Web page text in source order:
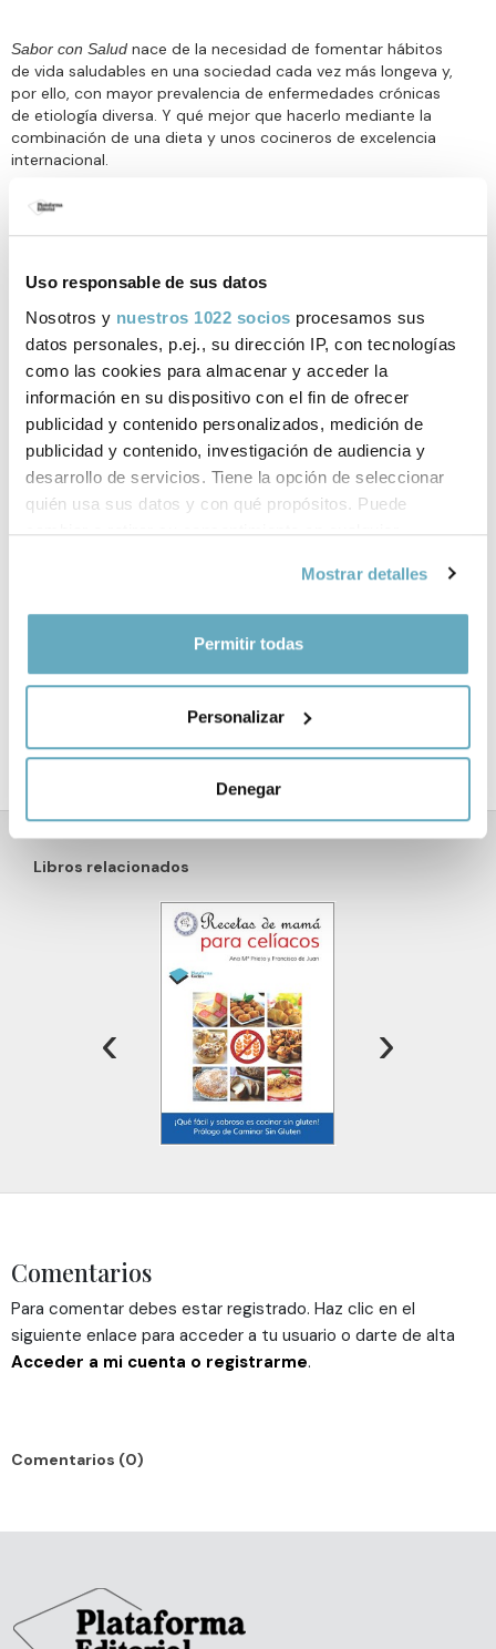
Uso responsable de sus datos
Nosotros y nuestros 1022 socios procesamos sus
datos personales, p.ej., su dirección IP, con tecnologías
como las cookies para almacenar y acceder la
información en su dispositivo con el fin de ofrecer
publicidad y contenido personalizados, medición de
publicidad y contenido, investigación de audiencia y
desarrollo de servicios. Tiene la opción de seleccionar
quién usa sus datos y con qué propósitos. Puede
cambiar o retirar su consentimiento en cualquier
Si lo permite, también quisiéramos:
geográfica que puede tener una precisión de varios
Identificar su dispositivo analizándolo activamente
datos personales y establezca sus preferencias en la
consentimiento en cualquier momento en la Declaración
Las cookies de este sitio web se usan para personalizar
el contenido y los anuncios, ofrecer funciones de redes
sociales y analizar el tráfico. Además, compartimos
información sobre el uso que haga del sitio web con
nuestros partners de redes sociales, publicidad y análisis
web, quienes pueden combinarla con otra información
que les haya proporcionado o que hayan recopilado a
Mostrar detalles
Permitir todas
Personalizar
Denegar
Sabor con Salud nace de la necesidad de fomentar hábitos
de vida saludables en una sociedad cada vez más longeva y,
por ello, con mayor prevalencia de enfermedades crónicas
de etiología diversa. Y qué mejor que hacerlo mediante la
combinación de una dieta y unos cocineros de excelencia
internacional.
DESCATALOGADO
Puede consultar más abajo otros libros del autor/a o
libros relacionados
Ficha técnica
ISBN: 978-84-15880-56-1
Tema:Gastronomía
Formato:Rústica
Año de publicación:Enero 2014
Libros relacionados
‹ ›
Comentarios
Para comentar debes estar registrado. Haz clic en el
siguiente enlace para acceder a tu usuario o darte de alta
Acceder a mi cuenta o registrarme.
Comentarios (0)